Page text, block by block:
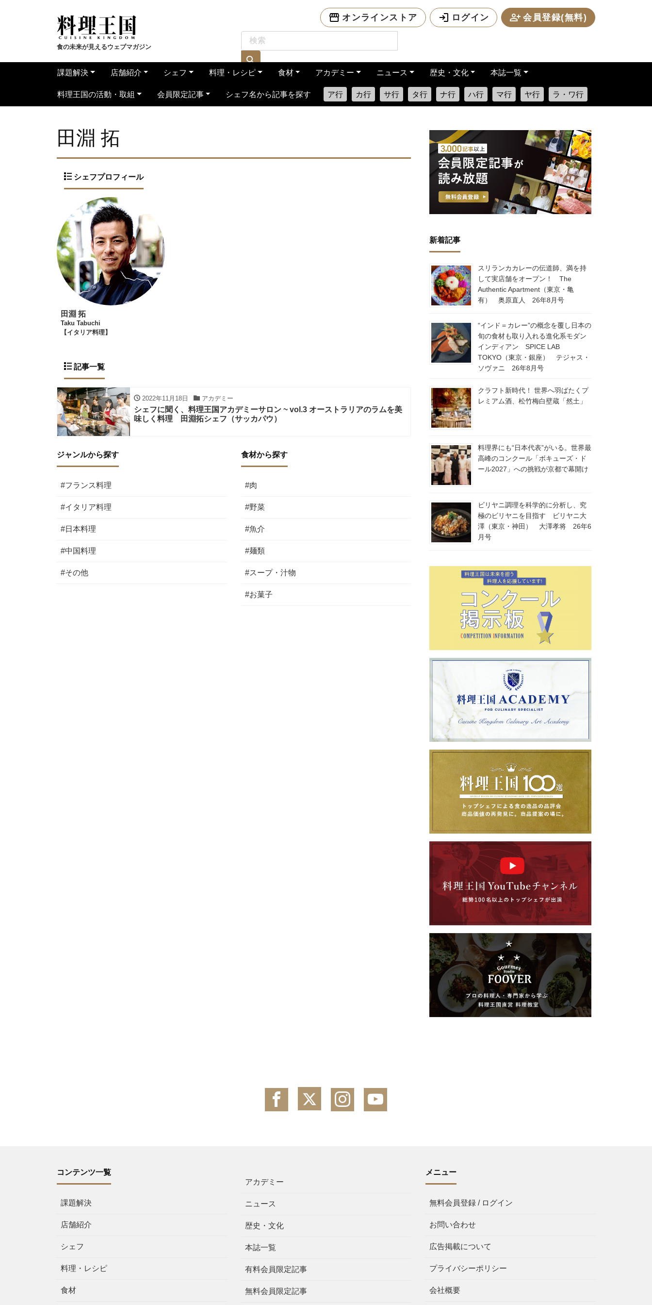
食の未来が見えるウェブマガジン
オンラインストア ログイン 会員登録(無料)
課題解決 店舗紹介 シェフ 料理・レシピ 食材 アカデミー ニュース 歴史・文化 本誌一覧
料理王国の活動・取組 会員限定記事 シェフ名から記事を探す ア行 カ行 サ行 タ行 ナ行 ハ行 マ行 ヤ行 ラ・ワ行
田淵 拓
シェフプロフィール
田淵 拓
Taku Tabuchi
【イタリア料理】
記事一覧
2022年11月18日 アカデミー
シェフに聞く、料理王国アカデミーサロン ~ vol.3 オーストラリアのラムを美
味しく料理 田淵拓シェフ（サッカパウ）
ジャンルから探す
#フランス料理
#イタリア料理
#日本料理
#中国料理
#その他
食材から探す
#肉
#野菜
#魚介
#麺類
#スープ・汁物
#お菓子
新着記事
スリランカカレーの伝道師、満を持
して実店舗をオープン！ The
Authentic Apartment（東京・亀
有） 奥原直人 26年8月号
“インド＝カレー”の概念を覆し日本の
旬の食材も取り入れる進化系モダン
インディアン SPICE LAB
TOKYO（東京・銀座） テジャス・
ソヴァニ 26年8月号
クラフト新時代！ 世界へ羽ばたくプ
レミアム酒、松竹梅白壁蔵「然土」
料理界にも“日本代表”がいる。世界最
高峰のコンクール「ボキューズ・ド
ール2027」への挑戦が京都で幕開け
ビリヤニ調理を科学的に分析し、究
極のビリヤニを目指す ビリヤニ大
澤（東京・神田） 大澤孝将 26年6
月号
コンテンツ一覧
課題解決
店舗紹介
シェフ
料理・レシピ
食材
アカデミー
ニュース
歴史・文化
本誌一覧
有料会員限定記事
無料会員限定記事
メニュー
無料会員登録 / ログイン
お問い合わせ
広告掲載について
プライバシーポリシー
会社概要